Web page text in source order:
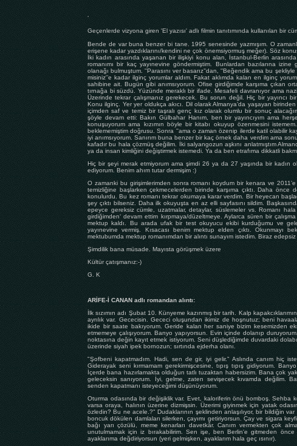
‘
Geçenlerde vizyona giren 'El yazısı' adlı filmin tanıtımında kullanılan bir
Bende de var buna benzer bi tane. 1995 senesinde yazmışım. O
erişene kadar yazdıklarını/kendini ne çok önemsiyormuş meğer). Söz
İki kadın arasında yaşanan bir ilişkiyi konu alan, İstanbul-Berlin
romanımı bir kaç yayınevine göndermiştim. Bunlardan bazılarına izine
olanağı bulmuştum. ''Parasını ver basarız’'dan, ''Beğendik ama bu
misiniz'’e kadar ilginç yorumlar aldım. Fakat aklımda kalan en ilginç
sahibine ait. Bugün gibi anımsıyorum. Ofise girdiğimde karşıma çıkan
tırnağa bi süzdü. Yüzünde meraklı bir ifade. Mesafeli davranıyor ama
Üzerinde tekrar çalışmanız gerekecek. Bu sorun değil. Hiç bir yayıncı
Konu ilginç. Yer yer oldukça akıcı. Dil olarak Almanya’da yaşayan
içimden saf ve temiz bir taşralı genç kız olarak olumlu bir sonuç
şöyle devam etti: Bakın Gülbahar Hanım, ben bir yayıncıyım ama
konuşuyorum ama kızımın böyle bir kitabı okuyup özenmesini
beklememiştim doğrusu. Sonra ''ama o zaman özenip ilerde katil olabilir
iyi anımsıyorum. Sanırım buna benzer bir kaç örnek daha verdim ama
kafadır bu hala çözmüş değilim. İki salyangozun aşkını anlatmıştım
ya da insan kimliğini değiştirmek istemedi. Ya da ben etrafıma dikkatli
Hiç bir şeyi merak etmiyorum ama şimdi 26 ya da 27 yaşında bir kadın
ediyorum. Benim ahım tutar dermişim :)
O zamanki bu girişimlerimden sonra romanı koydum bir kenara ve
temizliğine başlarken çekmecelerden birinde karşıma çıktı. Daha
konulurdu. Bu kez romanı tekrar okumaya karar verdim. Bir heyecan
şey çıktı bilseniz. Daha ilk okuyuşta en az elli sayfasını sildim.
epeyce gereksiz cümle, uzatmalar, detaylar, süslemeler vs. Romanı
girdiğimden‘ devam ettim kırpmaya/düzeltmeye. Aylarca süren bir
mektup kaldı. Bu arada ufak bir test okuyucu ekibi kurduğumu ve
yayınevine vermiş. Kısacası benim mektup elden çıktı. Okunmayı
mektubumda mektup romanımdan bir alıntı sunayım istedim. Biraz
Şimdilik bana müsade. Mayısta görüşmek üzere
Kültür çatışmanız:-)
G. K
ARİFE-İ CANAN adlı romandan alıntı:
İlk sızımın adı Şubat 10. Künyeme kazınmış bir tarih. Kalp
ayrılık var. Gececisin. Gececi oluşundan ikimiz de hoşnutuz; beni
ikide bir saate bakıyorum. Geride kalan her saniye bizim kesemizden
etmemeye çalışıyorum. Banyo yapıyorsun. Evin içinde dolanıp
noktasına değin kayıt etmek istiyorum. Seni düşlediğimde duvardaki
üzerinde siyah ipek bornozun; sırtında ejderha olanı.
"Şofbeni kapatmadım. Hadi, sen de gir, iyi gelir." Aslında canım hiç
Giderayak seni kırmamam gerekirmişcesine, tıpış tıpış gidiyorum.
İçerde bana hazırlamakta olduğun tatlı tuzaktan habersizim. Bana çok
geleceksin sanıyorum. İyi, gelme, zaten sevişecek kıvamda değilim.
senden kapatmanı isteyeceğimi düşünüyorum.
Oturma odasında bir değişiklik var. Evet, kaloriferin önü bomboş. Sehba
varsa oraya, halının üzerine dizmişsin. Üzerimi giyinmek için yatak
özledin? Bu ne acele.?" Dudaklarının şeklinden anlaşılıyor, bir bildiğin
boncuk dökülen damlaları silerken, çayımı getiriyorsun. Çay ve sigara
bağı yarı çözülü, meme kenarları davetkâr. Canım vermekten çok
unutulmamak için iz bırakabilirim. Sen işe, ben Berlin'e gitmeden önce
ayaklarıma değdiriyorsun (yeri gelmişken, ayaklarım hala geç ısınır).